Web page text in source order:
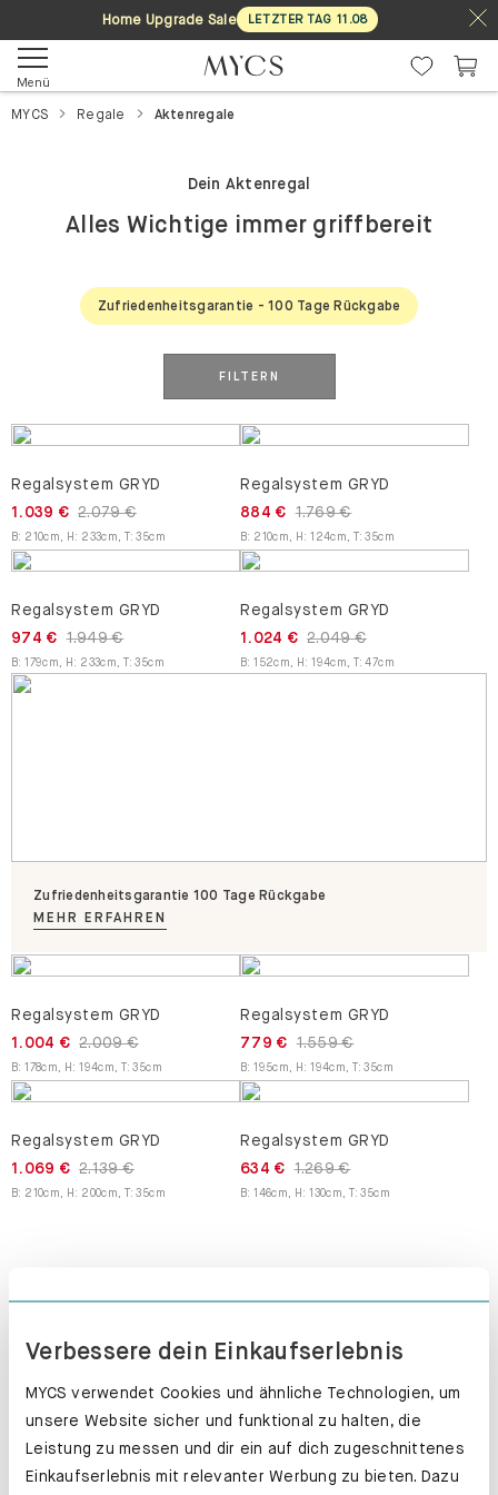
Verbessere dein Einkaufserlebnis
MYCS verwendet Cookies und ähnliche Technologien, um
unsere Website sicher und funktional zu halten, die
Leistung zu messen und dir ein auf dich zugeschnittenes
Einkaufserlebnis mit relevanter Werbung zu bieten. Dazu
Home Upgrade Sale LETZTER TAG 11 .08
Menü
MYCS Regale Aktenregale
Dein Aktenregal
Alles Wichtige immer griffbereit
Zufriedenheitsgarantie - 100 Tage Rückgabe
FILTERN
Regalsystem GRYD
2.079 €
1.039 €
B: 210cm H : 233cm ,T:35cm
Regalsystem GRYD
1.769 €
884 €
B: 210cm H :124cm ,T:35cm
Regalsystem GRYD
1.949 €
974 €
B:179cm H : 233cm ,T:35cm
Regalsystem GRYD
2.049 €
1.024 €
B:152cm H :194cm ,T:47cm
Zufriedenheitsgarantie 100 Tage Rückgabe
MEHR ERFAHREN
Regalsystem GRYD
2.009 €
1.004 €
B:178cm H :194cm ,T:35cm
Regalsystem GRYD
1.559 €
779 €
B:195cm H :194cm ,T:35cm
Regalsystem GRYD
2.139 €
1.069 €
B: 210cm H : 200cm ,T:35cm
Regalsystem GRYD
1.269 €
634 €
B:146cm H :130cm ,T:35cm